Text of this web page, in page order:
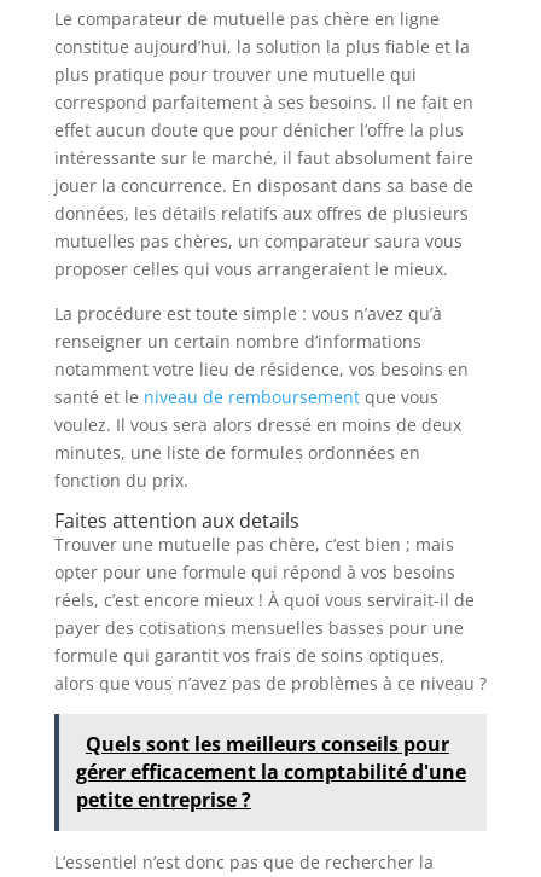
Le comparateur de mutuelle pas chère en ligne
constitue aujourd’hui, la solution la plus fiable et la
plus pratique pour trouver une mutuelle qui
correspond parfaitement à ses besoins. Il ne fait en
effet aucun doute que pour dénicher l’offre la plus
intéressante sur le marché, il faut absolument faire
jouer la concurrence. En disposant dans sa base de
données, les détails relatifs aux offres de plusieurs
mutuelles pas chères, un comparateur saura vous
proposer celles qui vous arrangeraient le mieux.
La procédure est toute simple : vous n’avez qu’à
renseigner un certain nombre d’informations
notamment votre lieu de résidence, vos besoins en
santé et le niveau de remboursementque vous
voulez. Il vous sera alors dressé en moins de deux
minutes, une liste de formules ordonnées en
fonction du prix.
Faites attention aux details
Trouver une mutuelle pas chère, c’est bien ; mais
opter pour une formule qui répond à vos besoins
réels, c’est encore mieux ! À quoi vous servirait-il de
payer des cotisations mensuelles basses pour une
formule qui garantit vos frais de soins optiques,
alors que vous n’avez pas de problèmes à ce niveau ?
Quels sont les meilleurs conseils pour
gérer efficacement la comptabilité d'une
petite entreprise ?
L’essentiel n’est donc pas que de rechercher la